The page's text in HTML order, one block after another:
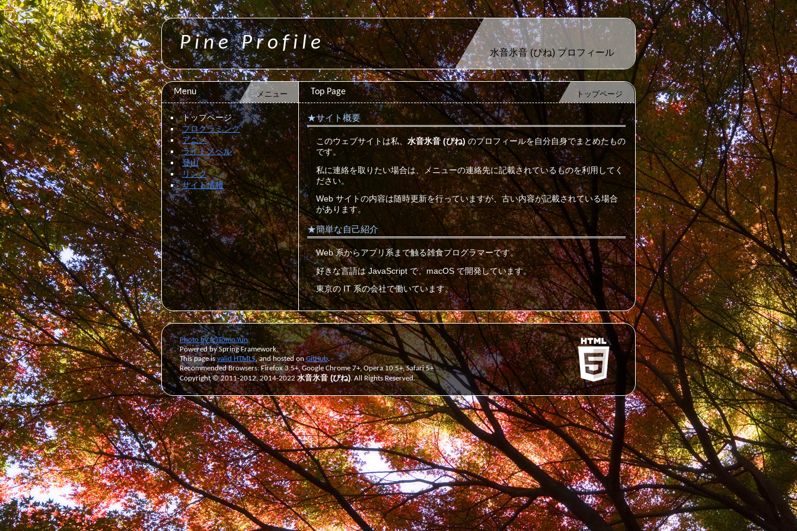
Pine Profile 水音氷音 (ぴね) プロフィール
Menu メニュー
トップページ
プログラミング
アニメ
ライトノベル
登山
リンク
サイト情報
Top Page トップページ
サイト概要
このウェブサイトは私、 水音氷音 (ぴね) のプロフィールを自分自身でまとめたもの
です。
私に連絡を取りたい場合は、メニューの連絡先に記載されているものを利用してく
ださい。
Web サイトの内容は随時更新を行っていますが、古い内容が記載されている場合
があります。
簡単な自己紹介
Web 系からアプリ系まで触る雑食プログラマーです。
好きな言語は JavaScript で、macOS で開発しています。
東京の IT 系の会社で働いています。
Photo by (c)Tomo.Yun
Powered by Spring Framework.
This page isvalid HTML5, and hosted onGitHub.
Recommended Browsers: Firefox 3.5+, Google Chrome 7+, Opera 10.5+, Safari 5+
Copyright © 2011-2012, 2014-2022水音氷音 (ぴね). All Rights Reserved.